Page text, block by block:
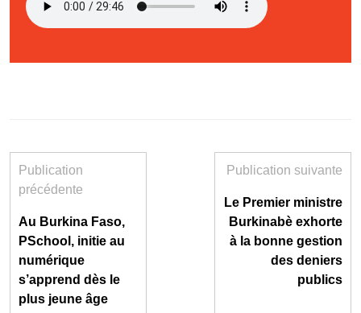
Publication
précédente
Au Burkina Faso,
PSchool, initie au
numérique
s’apprend dès le
plus jeune âge
Publication suivante
Le Premier ministre
Burkinabè exhorte
à la bonne gestion
des deniers
publics